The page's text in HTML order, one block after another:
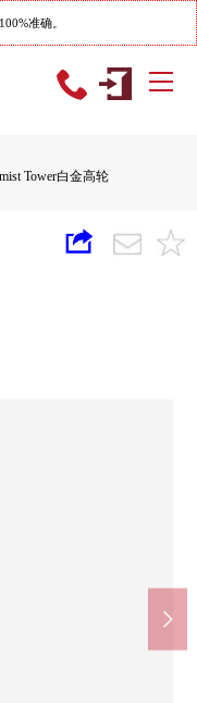
准确。
Tower白金高轮